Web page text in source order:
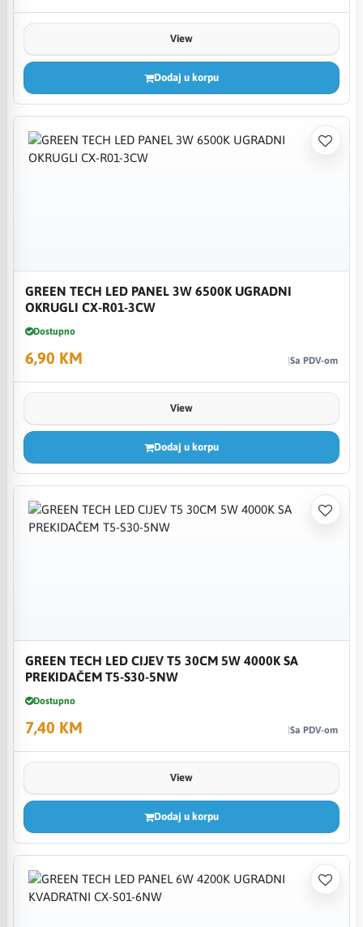
View
Dodaj u korpu
GREEN TECH LED PANEL 3W 6500K UGRADNI
OKRUGLI CX-R01-3CW
Dostupno
6,90 KM Sa PDV-om
View
Dodaj u korpu
GREEN TECH LED CIJEV T5 30CM 5W 4000K SA
PREKIDAČEM T5-S30-5NW
Dostupno
7,40 KM Sa PDV-om
View
Dodaj u korpu